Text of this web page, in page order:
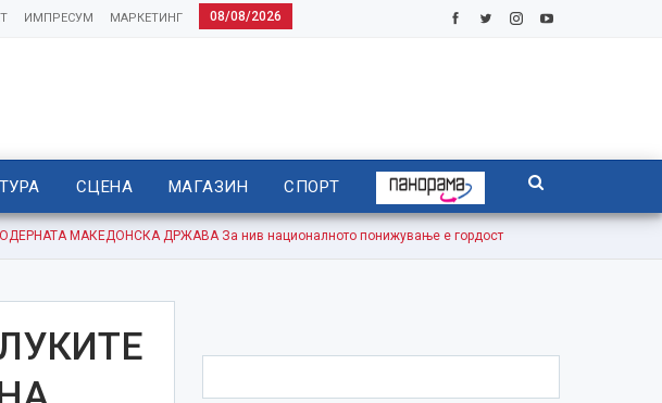
08/08/2026
МАРКЕТИНГ
ИМПРЕСУМ
СЦЕНА МАГАЗИН СПОРТ
МАКЕДОНСКА ДРЖАВА За нив националното понижување е гордост